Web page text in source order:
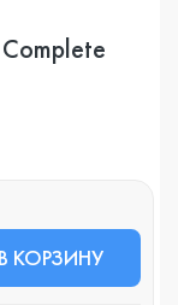
В КОРЗИНУ